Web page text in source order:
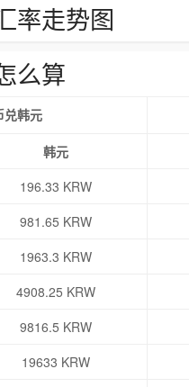
率走势图
么算
兑韩元
韩元
196.33 KRW
981.65 KRW
1963.3 KRW
4908.25 KRW
9816.5 KRW
19633 KRW